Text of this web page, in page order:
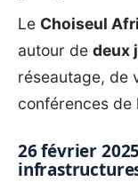
Le Choiseul
autour de deux
réseautage, de
conférences de
26 février